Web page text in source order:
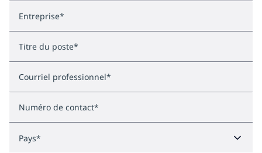
Entreprise*
Titre du poste*
Courriel professionnel*
Numéro de contact*
Pays*